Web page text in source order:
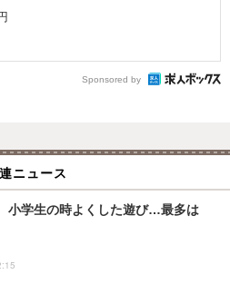
Sponsored by
ニュース
小学生の時よくした遊び…最多は